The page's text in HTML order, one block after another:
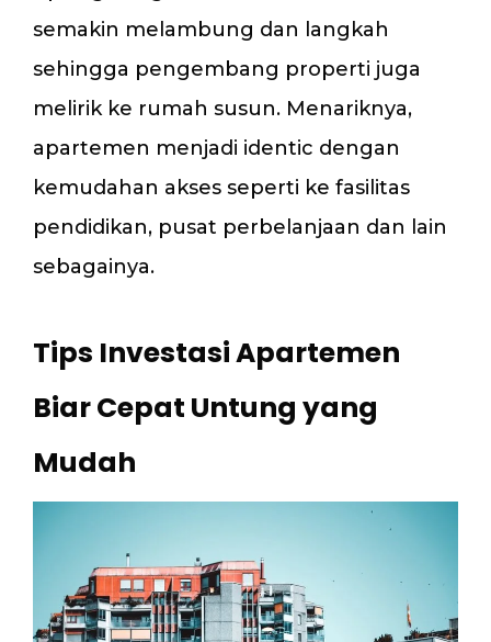
semakin melambung dan langkah
sehingga pengembang properti juga
melirik ke rumah susun. Menariknya,
apartemen menjadi identic dengan
kemudahan akses seperti ke fasilitas
pendidikan, pusat perbelanjaan dan lain
sebagainya.
Tips Investasi Apartemen
Biar Cepat Untung yang
Mudah